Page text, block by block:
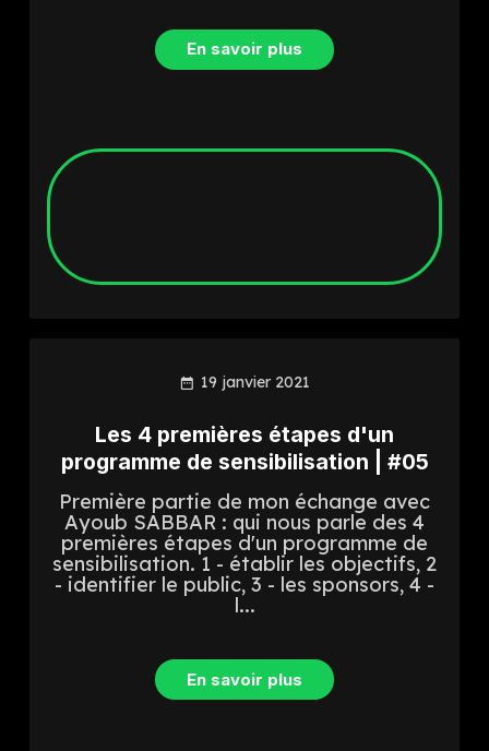
En savoir plus
19 janvier 2021
Les 4 premières étapes d'un
programme de sensibilisation | #05
Première partie de mon échange avec
Ayoub SABBAR : qui nous parle des 4
premières étapes d'un programme de
sensibilisation. 1 - établir les objectifs, 2
- identifier le public, 3 - les sponsors, 4 -
l...
En savoir plus